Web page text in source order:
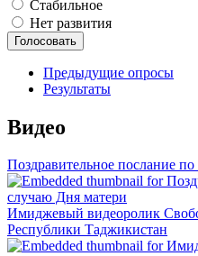
Стабильное
Нет развития
Предыдущие опросы
Результаты
Видео
Поздравительное послание
Имиджевый видеоролик
Республики Таджикистан